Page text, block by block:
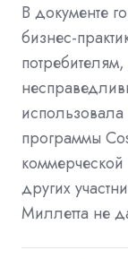
В документе
бизнес-
программы
других
Миллетта не